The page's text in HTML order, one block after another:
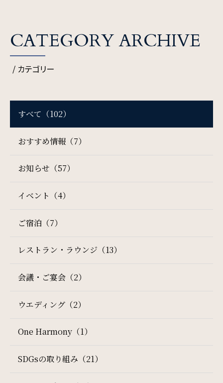
採用情報
オンラインショップ
宿泊予約
レンタカー付き
チェックイン日 - チェックアウト日
CATEGORY ARCHIVE
/ カテゴリー
すべて（102）
おすすめ情報（7）
お知らせ（57）
イベント（4）
ご宿泊（7）
レストラン・ラウンジ（13）
会議・ご宴会（2）
ウエディング（2）
One Harmony（1）
SDGsの取り組み（21）